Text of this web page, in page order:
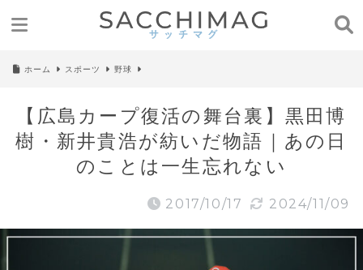
ホーム スポーツ 野球
【広島カープ復活の舞台裏】黒田博
樹・新井貴浩が紡いだ物語｜あの日
のことは一生忘れない
2017/10/17 2024/11/09